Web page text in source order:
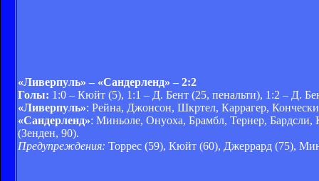
«Ливерпуль» – «Сандерленд» – 2:2
Голы: 1:0 – Кюйт (5), 1:1 – Д. Бент (25, пенальти), 1:2 – Д.
«Ливерпуль»: Рейна, Джонсон, Шкртел, Каррагер,
«Сандерленд»: Миньоле, Онуоха, Брамбл, Тернер,
(Зенден, 90).
Предупреждения: Торрес (59), Кюйт (60), Джеррард (75),